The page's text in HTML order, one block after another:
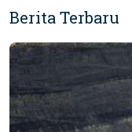
Berita Terbaru